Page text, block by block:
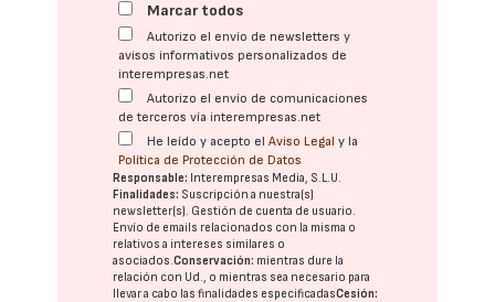
Marcar todos
Autorizo el envío de newsletters y
avisos informativos personalizados de
interempresas.net
Autorizo el envío de comunicaciones
de terceros vía interempresas.net
He leído y acepto elAviso Legal y la
Política de Protección de Datos
Responsable: Interempresas Media, S.L.U.
Finalidades: Suscripción a nuestra(s)
newsletter(s). Gestión de cuenta de usuario.
Envío de emails relacionados con la misma o
relativos a intereses similares o
asociados.Conservación: mientras dure la
relación con Ud., o mientras sea necesario para
llevar a cabo las finalidades especificadasCesión: